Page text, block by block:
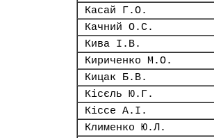
Касай Г.О.
Качний О.С.
Кива І.В.
Кириченко М.О.
Кицак Б.В.
Кісєль Ю.Г.
Кіссе А.І.
Клименко Ю.Л.